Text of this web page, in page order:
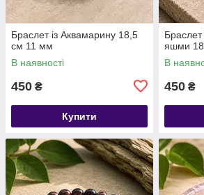
​​​​​​​Браслет із Аквамарину 18,5
см 11 мм
В наявності
450 ₴
Купити
Браслет
яшми
В
450 ₴